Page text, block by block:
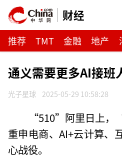
财经
推荐 TMT 金融 地产
通义需要更多AI接班
光子星球 2025-05-29 10:58:28
“510”阿里日上，
重申电商、AI+云计算、
心战役。